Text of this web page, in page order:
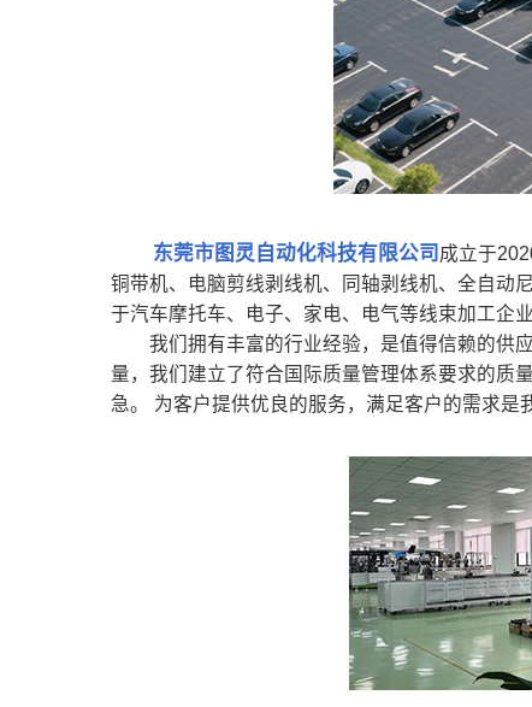
东莞市图灵自动化科技有限公司 成立于
铜带机、电脑剪线剥线机、同轴剥线机、全自动
于汽车摩托车、电子、家电、电气等线束加工企业
我们拥有丰富的行业经验，是值得信赖的供应
量，我们建立了符合国际质量管理体系要求的质
急。 为客户提供优良的服务，满足客户的需求是